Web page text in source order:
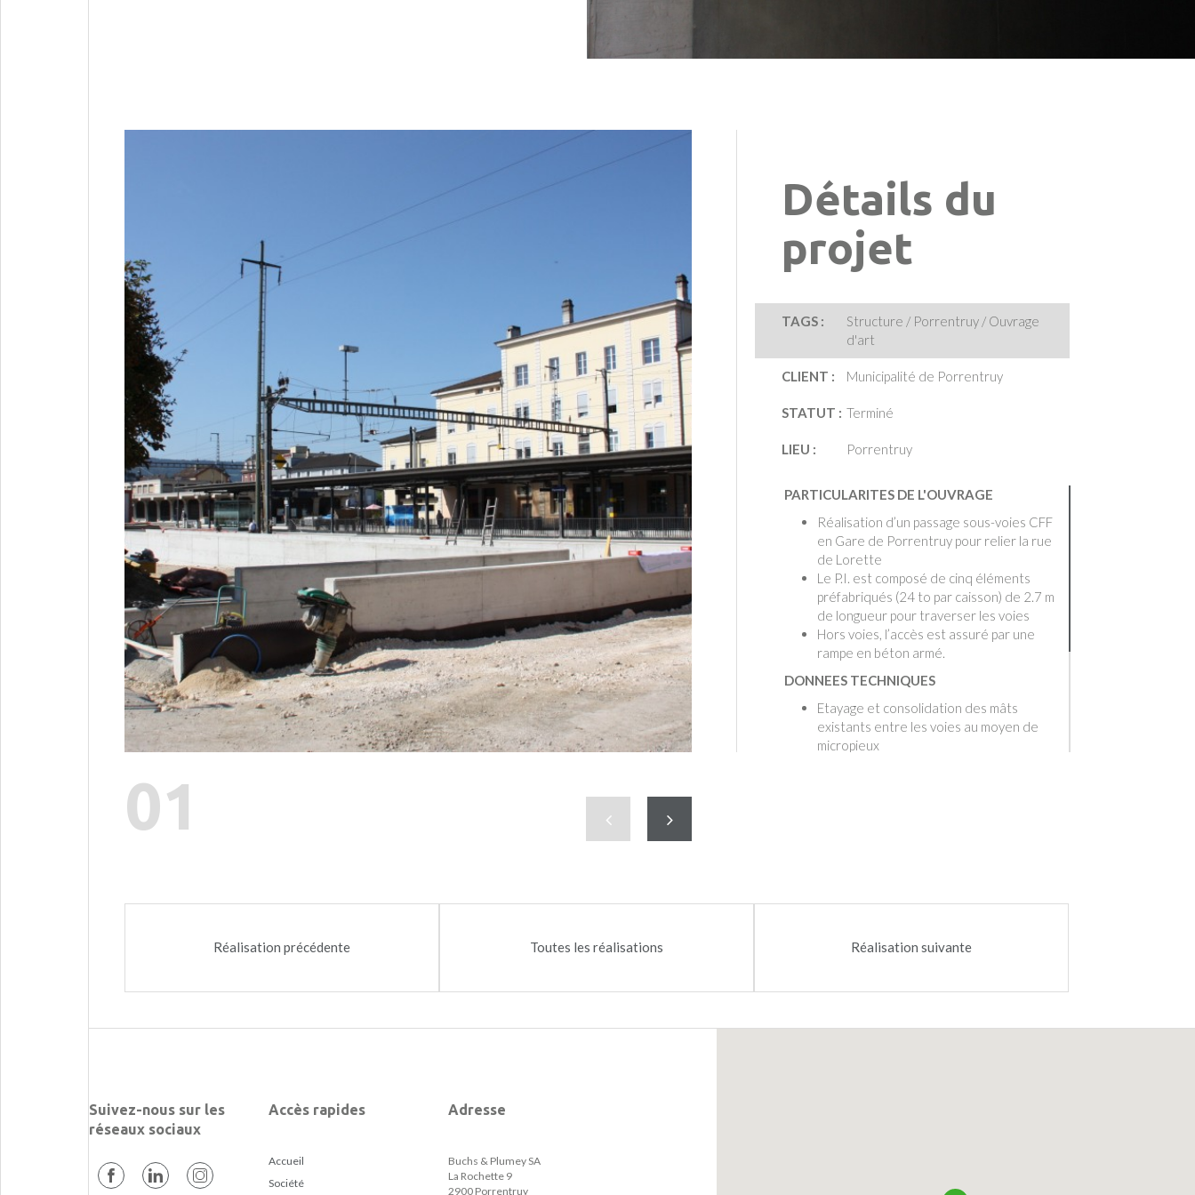
01 PrécédentSuivant
Détails du
projet
TAGS :
Structure / Porrentruy / Ouvrage
d'art
CLIENT : Municipalité de Porrentruy
STATUT : Terminé
LIEU : Porrentruy
PARTICULARITES DE L'OUVRAGE
Réalisation d’un passage sous-voies CFF
en Gare de Porrentruy pour relier la rue
de Lorette
Le P.I. est composé de cinq éléments
préfabriqués (24 to par caisson) de 2.7 m
de longueur pour traverser les voies
Hors voies, l’accès est assuré par une
rampe en béton armé.
DONNEES TECHNIQUES
Etayage et consolidation des mâts
existants entre les voies au moyen de
micropieux
Réalisation précédente Toutes les réalisations Réalisation suivante
Suivez-nous sur les
réseaux sociaux
Accès rapides
Accueil
Société
Adresse
Buchs & Plumey SA
La Rochette 9
2900 Porrentruy